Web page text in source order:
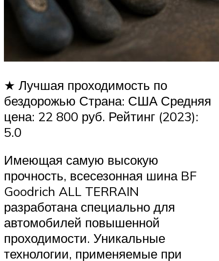
★ Лучшая проходимость по
бездорожью Страна: США Средняя
цена: 22 800 руб. Рейтинг (2023):
5.0
Имеющая самую высокую
прочность, всесезонная шина BF
Goodrich ALL TERRAIN
разработана специально для
автомобилей повышенной
проходимости. Уникальные
технологии, применяемые при